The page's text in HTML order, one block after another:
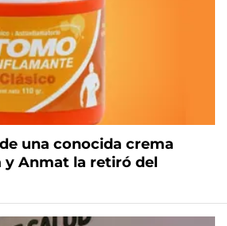
una conocida crema
Anmat la retiró del